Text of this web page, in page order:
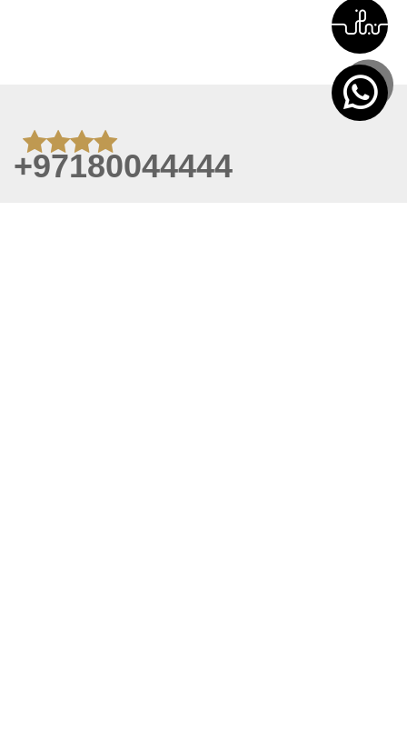
+97180044444